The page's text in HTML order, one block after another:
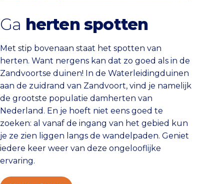
Ga herten spotten
Met stip bovenaan staat het spotten van
herten. Want nergens kan dat zo goed als in de
Zandvoortse duinen! In de Waterleidingduinen
aan de zuidrand van Zandvoort, vind je namelijk
de grootste populatie damherten van
Nederland. En je hoeft niet eens goed te
zoeken: al vanaf de ingang van het gebied kun
je ze zien liggen langs de wandelpaden. Geniet
iedere keer weer van deze ongelooflijke
ervaring.